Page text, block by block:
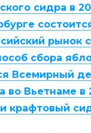
сидра в
рынок
сбора
Всемирный
во Вьетнаме в
крафтовый